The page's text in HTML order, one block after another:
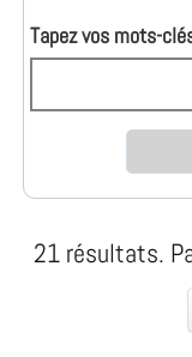
Tapez vos mots-
21 résultats.